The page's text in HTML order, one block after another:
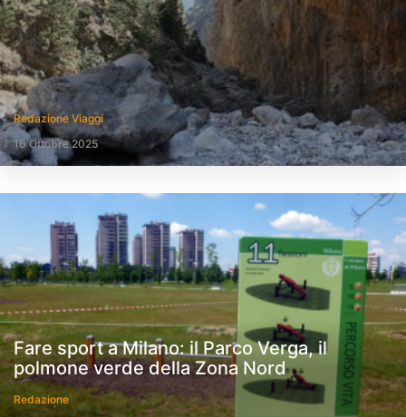
Redazione Viaggi
16 Ottobre 2025
Fare sport a Milano: il Parco Verga, il
polmone verde della Zona Nord
Redazione